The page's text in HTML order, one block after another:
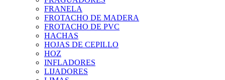
FRANELA
FROTACHO DE MADERA
FROTACHO DE PVC
HACHAS
HOJAS DE CEPILLO
HOZ
INFLADORES
LIJADORES